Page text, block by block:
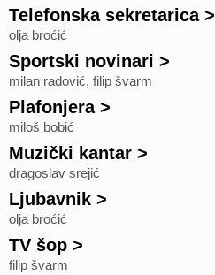
Telefonska sekretarica>
olja broćić
Sportski novinari >
milan radović, filip švarm
Plafonjera>
miloš bobić
Muzički kantar >
dragoslav srejić
Ljubavnik >
olja broćić
TV šop >
filip švarm